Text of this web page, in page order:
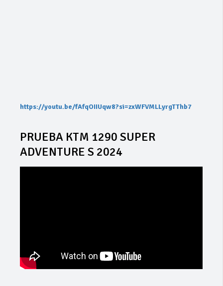
https://youtu.be/fAfqOIIUqw8?si=zxWFVMLLyrgTThb7
PRUEBA KTM 1290 SUPER
ADVENTURE S 2024